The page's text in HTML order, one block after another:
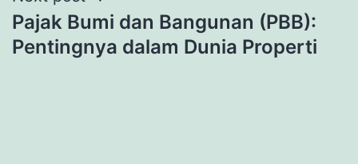
Pajak Bumi dan Bangunan (PBB):
Pentingnya dalam Dunia Properti